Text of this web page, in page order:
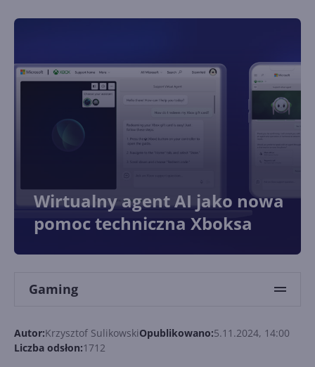
Wirtualny agent AI jako nowa
pomoc techniczna Xboksa
Gaming
Autor:Krzysztof SulikowskiOpublikowano:5.11.2024, 14:00
Liczba odsłon:1712